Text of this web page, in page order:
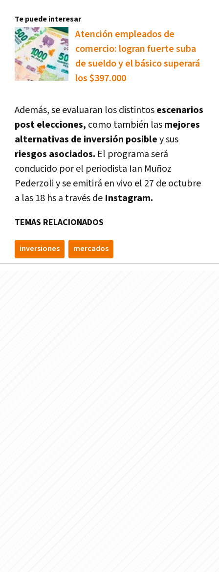
Te puede interesar
Atención empleados de
comercio: logran fuerte suba
de sueldo y el básico superará
los $397.000
Además, se evaluaran los distintosescenarios
post elecciones, como también lasmejores
alternativas de inversión posibley sus
riesgos asociados. El programa será
conducido por el periodista Ian Muñoz
Pederzoli y se emitirá en vivo el 27 de octubre
a las 18 hs a través de Instagram.
TEMAS RELACIONADOS
inversiones mercados